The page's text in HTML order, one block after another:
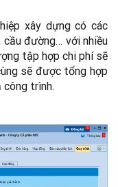
xây dựng có các
cầu đường… với nhiều
tập hợp chi phí sẽ
sẽ được tổng hợp
công trình.